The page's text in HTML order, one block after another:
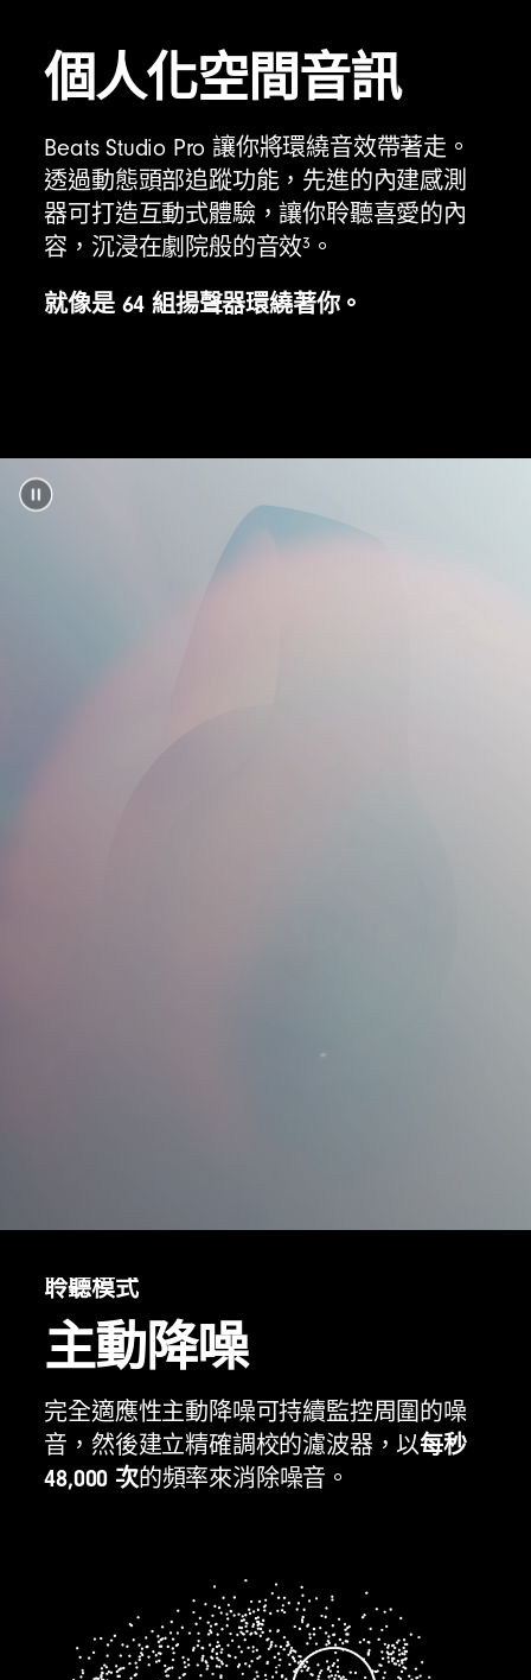
個人化空間音訊
Beats Studio Pro 讓你將環繞音效帶著走。
透過動態頭部追蹤功能，先進的內建感測
器可打造互動式體驗，讓你聆聽喜愛的內
容，沉浸在劇院般的音效3 。
就像是 64 組揚聲器環繞著你。
聆聽模式
主動降噪
完全適應性主動降噪可持續監控周圍的噪
音，然後建立精確調校的濾波器，以每秒
48,000 次的頻率來消除噪音。